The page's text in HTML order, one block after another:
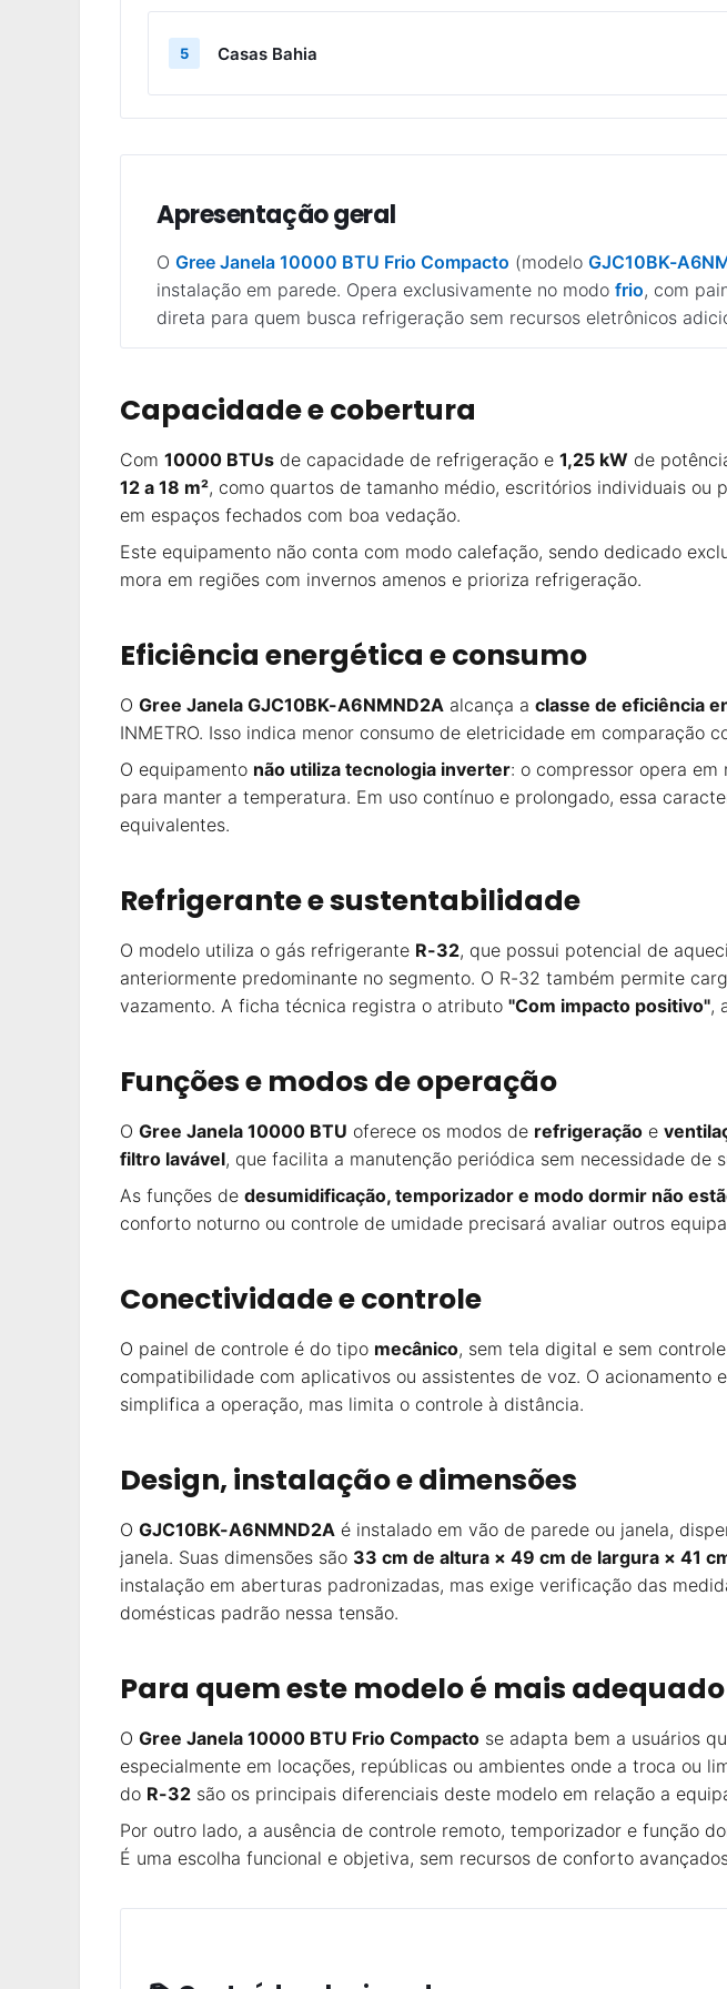
5 Casas Bahia
Apresentação geral
O Gree Janela 10000 BTU Frio Compacto (modelo GJC10BK-
instalação em parede. Opera exclusivamente no modo frio, com
direta para quem busca refrigeração sem recursos eletrônicos
Capacidade e cobertura
Com 10000 BTUs de capacidade de refrigeração e 1,25 kW de
12 a 18 m², como quartos de tamanho médio, escritórios individuais ou
em espaços fechados com boa vedação.
Este equipamento não conta com modo calefação, sendo dedicado
mora em regiões com invernos amenos e prioriza refrigeração.
Eficiência energética e consumo
O Gree Janela GJC10BK-A6NMND2A alcança a classe de eficiência
INMETRO. Isso indica menor consumo de eletricidade em comparação
O equipamento não utiliza tecnologia inverter: o compressor opera
para manter a temperatura. Em uso contínuo e prolongado, essa
equivalentes.
Refrigerante e sustentabilidade
O modelo utiliza o gás refrigerante R-32, que possui potencial de
anteriormente predominante no segmento. O R-32 também permite
vazamento. A ficha técnica registra o atributo "Com impacto positivo",
Funções e modos de operação
O Gree Janela 10000 BTU oferece os modos de refrigeração e
filtro lavável, que facilita a manutenção periódica sem necessidade de
As funções de desumidificação, temporizador e modo dormir não
conforto noturno ou controle de umidade precisará avaliar outros
Conectividade e controle
O painel de controle é do tipo mecânico, sem tela digital e sem
compatibilidade com aplicativos ou assistentes de voz. O
simplifica a operação, mas limita o controle à distância.
Design, instalação e dimensões
O GJC10BK-A6NMND2A é instalado em vão de parede ou janela,
janela. Suas dimensões são 33 cm de altura × 49 cm de largura × 41
instalação em aberturas padronizadas, mas exige verificação das
domésticas padrão nessa tensão.
Para quem este modelo é mais adequado
O Gree Janela 10000 BTU Frio Compacto se adapta bem a usuários
especialmente em locações, repúblicas ou ambientes onde a troca ou
do R-32 são os principais diferenciais deste modelo em relação a
Por outro lado, a ausência de controle remoto, temporizador e função
É uma escolha funcional e objetiva, sem recursos de conforto